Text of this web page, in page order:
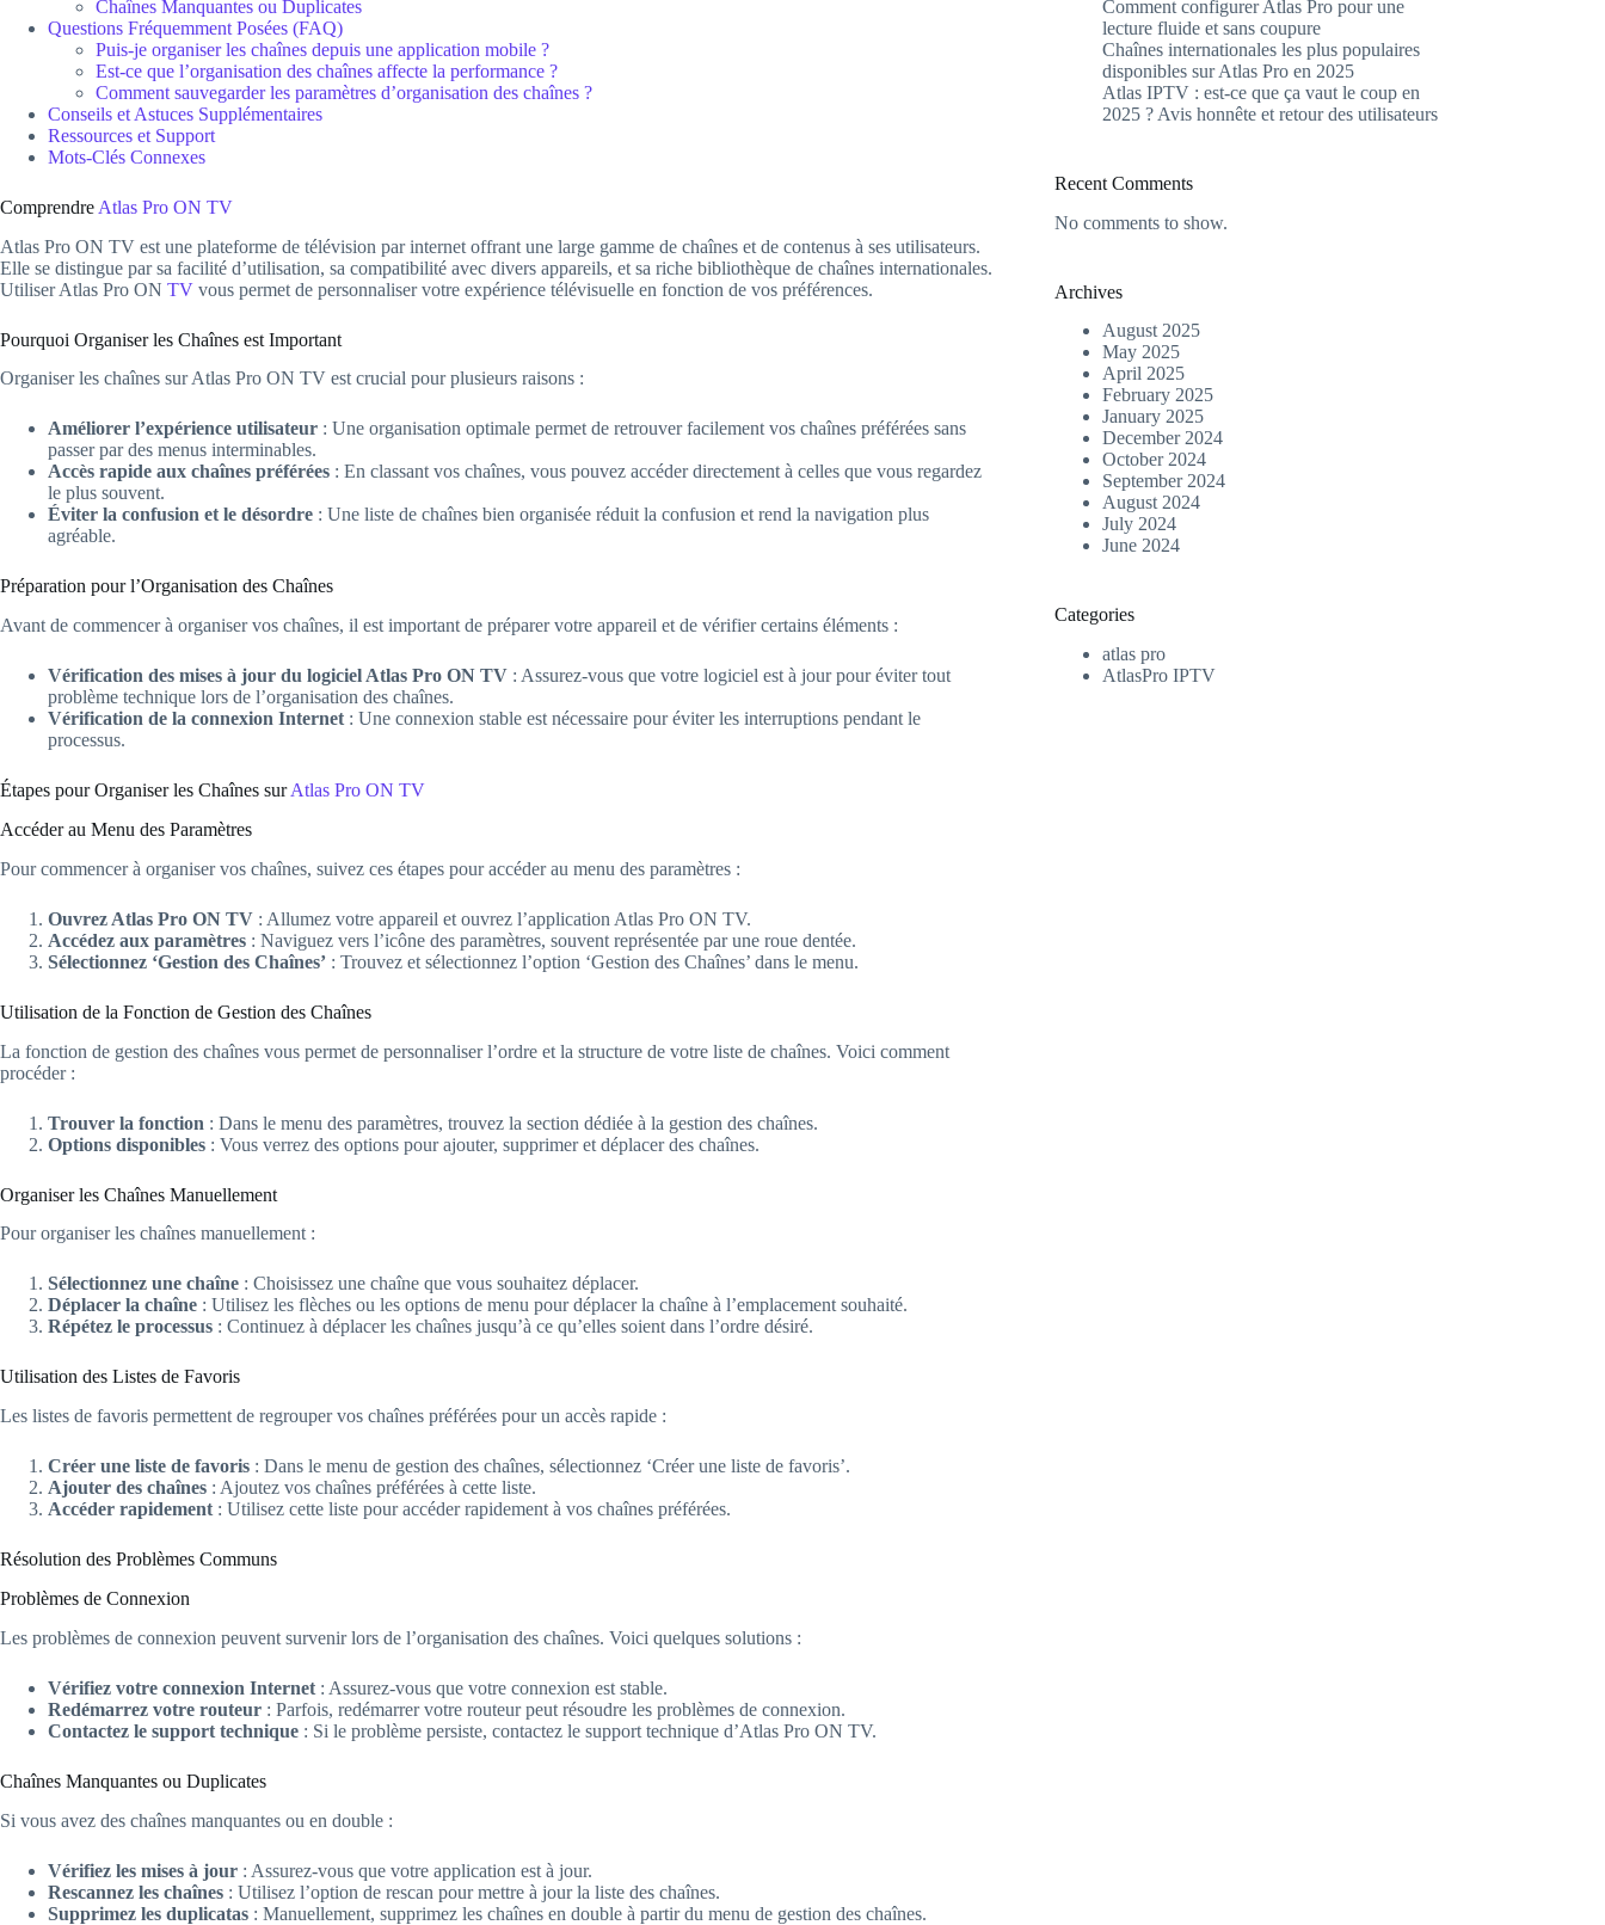
Chaînes Manquantes ou Duplicates
Questions Fréquemment Posées (FAQ)
Puis-je organiser les chaînes depuis une application mobile ?
Est-ce que l’organisation des chaînes affecte la performance ?
Comment sauvegarder les paramètres d’organisation des chaînes ?
Conseils et Astuces Supplémentaires
Ressources et Support
Mots-Clés Connexes
Comprendre Atlas Pro ON TV
Atlas Pro ON TV est une plateforme de télévision par internet offrant une large gamme de chaînes et de contenus à ses utilisateurs.
Elle se distingue par sa facilité d’utilisation, sa compatibilité avec divers appareils, et sa riche bibliothèque de chaînes internationales.
Utiliser Atlas Pro ON TV vous permet de personnaliser votre expérience télévisuelle en fonction de vos préférences.
Pourquoi Organiser les Chaînes est Important
Organiser les chaînes sur Atlas Pro ON TV est crucial pour plusieurs raisons :
Améliorer l’expérience utilisateur : Une organisation optimale permet de retrouver facilement vos chaînes préférées sans
passer par des menus interminables.
Accès rapide aux chaînes préférées : En classant vos chaînes, vous pouvez accéder directement à celles que vous regardez
le plus souvent.
Éviter la confusion et le désordre : Une liste de chaînes bien organisée réduit la confusion et rend la navigation plus
agréable.
Préparation pour l’Organisation des Chaînes
Avant de commencer à organiser vos chaînes, il est important de préparer votre appareil et de vérifier certains éléments :
Vérification des mises à jour du logiciel Atlas Pro ON TV : Assurez-vous que votre logiciel est à jour pour éviter tout
problème technique lors de l’organisation des chaînes.
Vérification de la connexion Internet : Une connexion stable est nécessaire pour éviter les interruptions pendant le
processus.
Étapes pour Organiser les Chaînes surAtlas Pro ON TV
Accéder au Menu des Paramètres
Pour commencer à organiser vos chaînes, suivez ces étapes pour accéder au menu des paramètres :
Ouvrez Atlas Pro ON TV : Allumez votre appareil et ouvrez l’application Atlas Pro ON TV.
Accédez aux paramètres : Naviguez vers l’icône des paramètres, souvent représentée par une roue dentée.
Sélectionnez ‘Gestion des Chaînes’ : Trouvez et sélectionnez l’option ‘Gestion des Chaînes’ dans le menu.
Utilisation de la Fonction de Gestion des Chaînes
La fonction de gestion des chaînes vous permet de personnaliser l’ordre et la structure de votre liste de chaînes. Voici comment
procéder :
Trouver la fonction : Dans le menu des paramètres, trouvez la section dédiée à la gestion des chaînes.
Options disponibles : Vous verrez des options pour ajouter, supprimer et déplacer des chaînes.
Organiser les Chaînes Manuellement
Pour organiser les chaînes manuellement :
Sélectionnez une chaîne : Choisissez une chaîne que vous souhaitez déplacer.
Déplacer la chaîne : Utilisez les flèches ou les options de menu pour déplacer la chaîne à l’emplacement souhaité.
Répétez le processus : Continuez à déplacer les chaînes jusqu’à ce qu’elles soient dans l’ordre désiré.
Utilisation des Listes de Favoris
Les listes de favoris permettent de regrouper vos chaînes préférées pour un accès rapide :
Créer une liste de favoris : Dans le menu de gestion des chaînes, sélectionnez ‘Créer une liste de favoris’.
Ajouter des chaînes : Ajoutez vos chaînes préférées à cette liste.
Accéder rapidement : Utilisez cette liste pour accéder rapidement à vos chaînes préférées.
Résolution des Problèmes Communs
Problèmes de Connexion
Les problèmes de connexion peuvent survenir lors de l’organisation des chaînes. Voici quelques solutions :
Vérifiez votre connexion Internet : Assurez-vous que votre connexion est stable.
Redémarrez votre routeur : Parfois, redémarrer votre routeur peut résoudre les problèmes de connexion.
Contactez le support technique : Si le problème persiste, contactez le support technique d’Atlas Pro ON TV.
Chaînes Manquantes ou Duplicates
Si vous avez des chaînes manquantes ou en double :
Vérifiez les mises à jour : Assurez-vous que votre application est à jour.
Rescannez les chaînes : Utilisez l’option de rescan pour mettre à jour la liste des chaînes.
Supprimez les duplicatas : Manuellement, supprimez les chaînes en double à partir du menu de gestion des chaînes.
Comment configurer Atlas Pro pour une
lecture fluide et sans coupure
Chaînes internationales les plus populaires
disponibles sur Atlas Pro en 2025
Atlas IPTV : est-ce que ça vaut le coup en
2025 ? Avis honnête et retour des utilisateurs
Recent Comments
No comments to show.
Archives
August 2025
May 2025
April 2025
February 2025
January 2025
December 2024
October 2024
September 2024
August 2024
July 2024
June 2024
Categories
atlas pro
AtlasPro IPTV